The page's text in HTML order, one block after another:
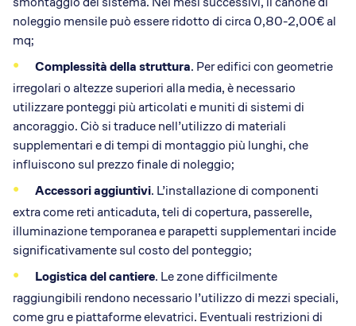
noleggio mensile può essere ridotto di circa 0,80-2,00€ al
mq;
Complessità della struttura. Per edifici con geometrie
irregolari o altezze superiori alla media, è necessario
utilizzare ponteggi più articolati e muniti di sistemi di
ancoraggio. Ciò si traduce nell’utilizzo di materiali
supplementari e di tempi di montaggio più lunghi, che
influiscono sul prezzo finale di noleggio;
Accessori aggiuntivi. L’installazione di componenti
extra come reti anticaduta, teli di copertura, passerelle,
illuminazione temporanea e parapetti supplementari incide
significativamente sul costo del ponteggio;
Logistica del cantiere. Le zone difficilmente
raggiungibili rendono necessario l’utilizzo di mezzi speciali,
come gru e piattaforme elevatrici. Eventuali restrizioni di